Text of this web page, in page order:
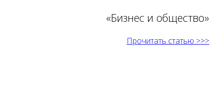
«Бизнес и общество»
Прочитать статью >>>